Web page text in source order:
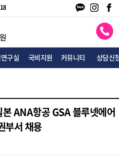
일반직 대졸공채반 05/02
구실 국비지원 커뮤니티 상담신
ANA항공 GSA 블루넷에어
부서 채용